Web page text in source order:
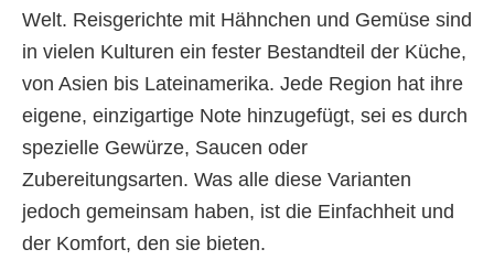
Welt. Reisgerichte mit Hähnchen und Gemüse sind
in vielen Kulturen ein fester Bestandteil der Küche,
von Asien bis Lateinamerika. Jede Region hat ihre
eigene, einzigartige Note hinzugefügt, sei es durch
spezielle Gewürze, Saucen oder
Zubereitungsarten. Was alle diese Varianten
jedoch gemeinsam haben, ist die Einfachheit und
der Komfort, den sie bieten.